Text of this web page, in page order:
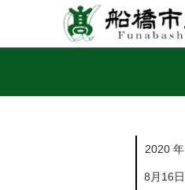
2020 年
8月16日